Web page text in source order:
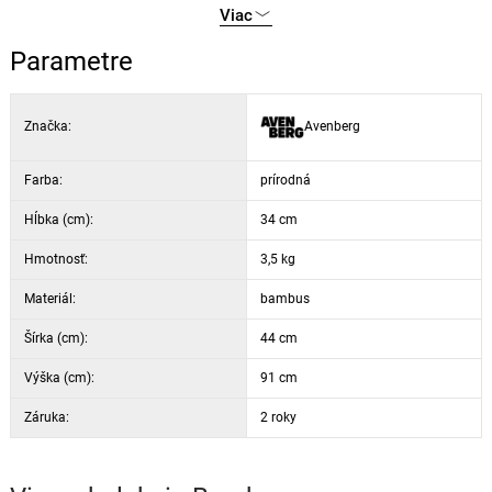
Viac
Parametre
Značka: Avenberg
Farba: prírodná
Hĺbka (cm): 34 cm
Hmotnosť: 3,5 kg
Materiál: bambus
Šírka (cm): 44 cm
Výška (cm): 91 cm
Záruka: 2 roky